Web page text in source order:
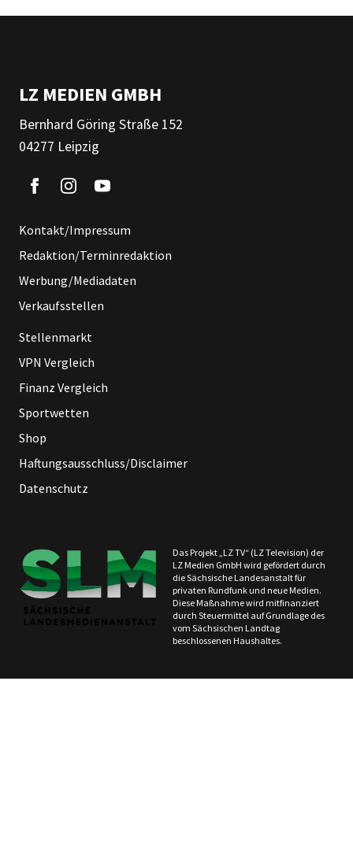
LZ MEDIEN GMBH
Bernhard Göring Straße 152
04277 Leipzig
Kontakt/Impressum
Redaktion/Terminredaktion
Werbung/Mediadaten
Verkaufsstellen
Stellenmarkt
VPN Vergleich
Finanz Vergleich
Sportwetten
Shop
Haftungsausschluss/Disclaimer
Datenschutz
Das Projekt „LZ TV“ (LZ Television) der
LZ Medien GmbH wird gefördert durch
die Sächsische Landesanstalt für
privaten Rundfunk und neue Medien.
Diese Maßnahme wird mitfinanziert
durch Steuermittel auf Grundlage des
vom Sächsischen Landtag
beschlossenen Haushaltes.